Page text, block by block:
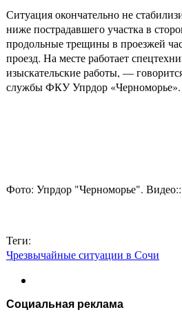
Ситуация окончательно не
ниже пострадавшего участка в
продольные трещины в проезжей
проезд. На месте работает
изыскательские работы, —
службы ФКУ Упрдор «Черноморье».
Фото: Упрдор "Черноморье". Видео::
Теги:
Чрезвычайные ситуации в Сочи
Социальная реклама